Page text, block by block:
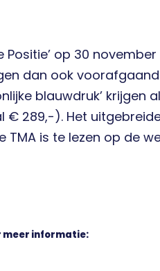
Positie’ op 30
dan ook
blauwdruk’ krijgen
€ 289,-). Het
TMA is te lezen op de
meer informatie: